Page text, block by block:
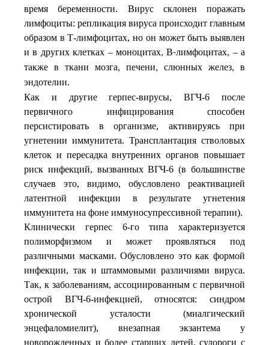
время беременности. Вирус склонен поражать
лимфоциты: репликация вируса происходит главным
образом в Т-лимфоцитах, но он может быть выявлен
и в других клетках – моноцитах,В-лимфоцитах, – а
также в ткани мозга, печени, слюнных желез, в
эндотелии.
Как и другие герпес-вирусы, ВГЧ-6 после
первичного инфицирования способен
персистировать в организме, активируясь при
угнетении иммунитета. Трансплантация стволовых
клеток и пересадка внутренних органов повышает
риск инфекций, вызванных ВГЧ-6 (в большинстве
случаев это, видимо, обусловлено реактивацией
латентной инфекции в результате угнетения
иммунитета на фоне иммуносупрессивной терапии).
Клинически герпес 6-го типа характеризуется
полиморфизмом и может проявляться под
различными масками. Обусловлено это как формой
инфекции, так и штаммовыми различиями вируса.
Так, к заболеваниям, ассоциированным с первичной
острой ВГЧ-6-инфекцией, относятся: синдром
хронической усталости (миалгический
энцефаломиелит), внезапная экзантема у
новорожденных и более старших детей, судороги с